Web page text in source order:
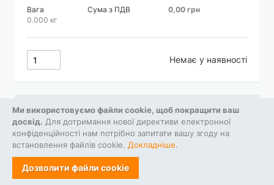
Ми використовуємо файли cookie, щоб покращити ваш
досвід. Для дотримання нової директиви електронної
конфіденційності нам потрібно запитати вашу згоду на
встановлення файлів cookie. Докладніше.
Дозволити файли cookie
Вага
0.000 кг
Сума з ПДВ 0,00 грн
Немає у наявності
Хомут 7.5х280 пластик (чорний)
Ціна 0,00 грн